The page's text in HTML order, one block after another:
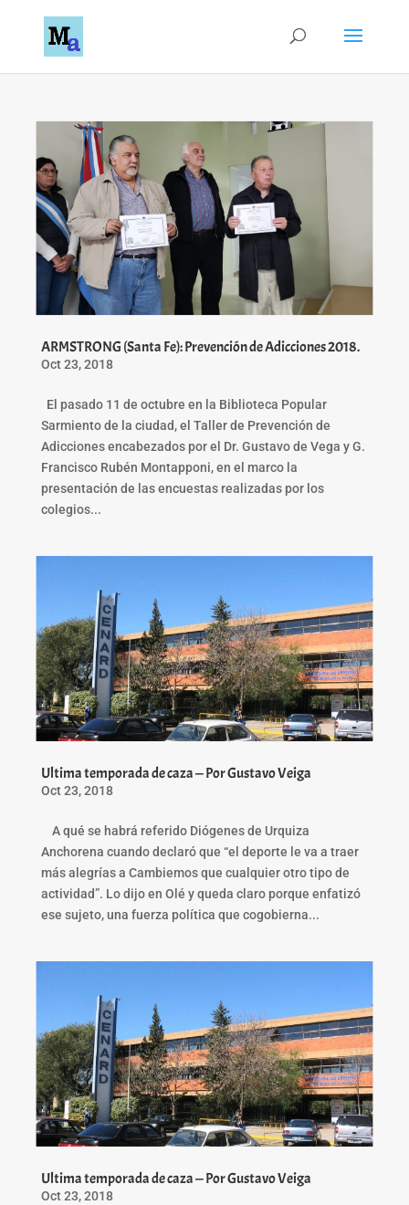
ARMSTRONG (Santa Fe): Prevención de Adicciones 2018.
Oct 23, 2018
El pasado 11 de octubre en la Biblioteca Popular
Sarmiento de la ciudad, el Taller de Prevención de
Adicciones encabezados por el Dr. Gustavo de Vega y G.
Francisco Rubén Montapponi, en el marco la
presentación de las encuestas realizadas por los
colegios...
Ultima temporada de caza — Por Gustavo Veiga
Oct 23, 2018
A qué se habrá referido Diógenes de Urquiza
Anchorena cuando declaró que “el deporte le va a traer
más alegrías a Cambiemos que cualquier otro tipo de
actividad”. Lo dijo en Olé y queda claro porque enfatizó
ese sujeto, una fuerza política que cogobierna...
Ultima temporada de caza — Por Gustavo Veiga
Oct 23, 2018